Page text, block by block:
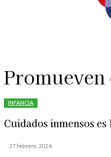
Promueven
INFANCIA
Cuidados inmensos
27 febrero, 2024